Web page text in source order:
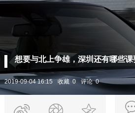
想要与北上争雄，深圳还有哪些课
2019-09-04 16:15 收藏 0 评论 0